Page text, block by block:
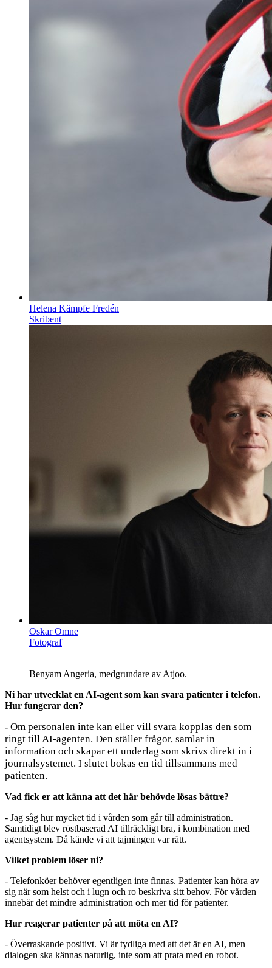
Helena Kämpfe Fredén
Skribent
Oskar Omne
Fotograf
Benyam Angeria, medgrundare av Atjoo.
Ni har utvecklat en AI-agent som kan svara patienter i telefon.
Hur fungerar den?
- Om personalen inte kan eller vill svara kopplas den som
ringt till AI-agenten. Den ställer frågor, samlar in
information och skapar ett underlag som skrivs direkt in i
journalsystemet. I slutet bokas en tid tillsammans med
patienten.
Vad fick er att känna att det här behövde lösas bättre?
- Jag såg hur mycket tid i vården som går till administration.
Samtidigt blev röstbaserad AI tillräckligt bra, i kombination med
agentsystem. Då kände vi att tajmingen var rätt.
Vilket problem löser ni?
- Telefonköer behöver egentligen inte finnas. Patienter kan höra av
sig när som helst och i lugn och ro beskriva sitt behov. För vården
innebär det mindre administration och mer tid för patienter.
Hur reagerar patienter på att möta en AI?
- Överraskande positivt. Vi är tydliga med att det är en AI, men
dialogen ska kännas naturlig, inte som att prata med en robot.